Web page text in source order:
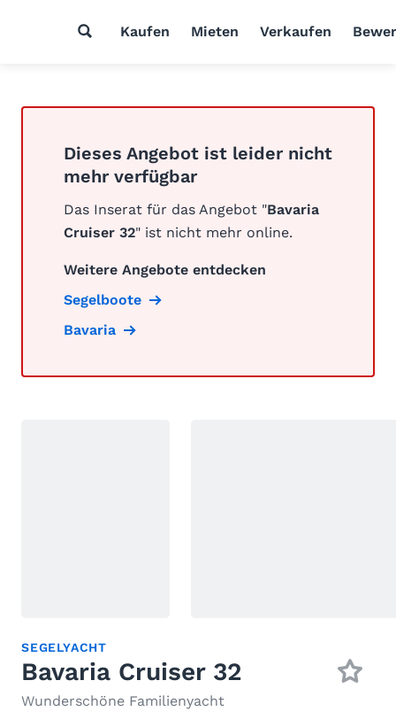
Kaufen Mieten Verkaufen
Dieses Angebot ist leider nicht
mehr verfügbar
Das Inserat für das Angebot "Bavaria
Cruiser 32" ist nicht mehr online.
Weitere Angebote entdecken
Segelboote
Bavaria
SEGELYACHT
Bavaria Cruiser 32
Wunderschöne Familienyacht